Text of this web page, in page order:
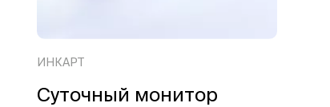
ИНКАРТ
Суточный монитор